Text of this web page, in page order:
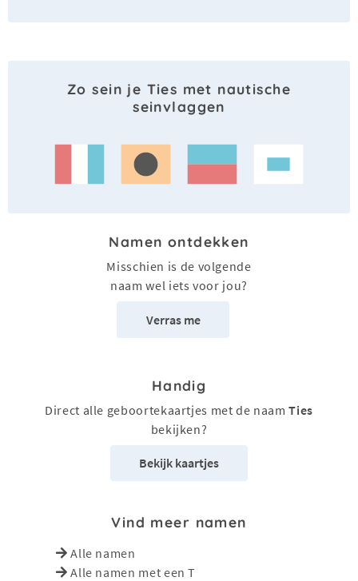
Zo sein je Ties met nautische
seinvlaggen
Namen ontdekken
Misschien is de volgende
naam wel iets voor jou?
Verras me
Handig
Direct alle geboortekaartjes met de naamTies
bekijken?
Bekijk kaartjes
Vind meer namen
Alle namen
Alle namen met een T